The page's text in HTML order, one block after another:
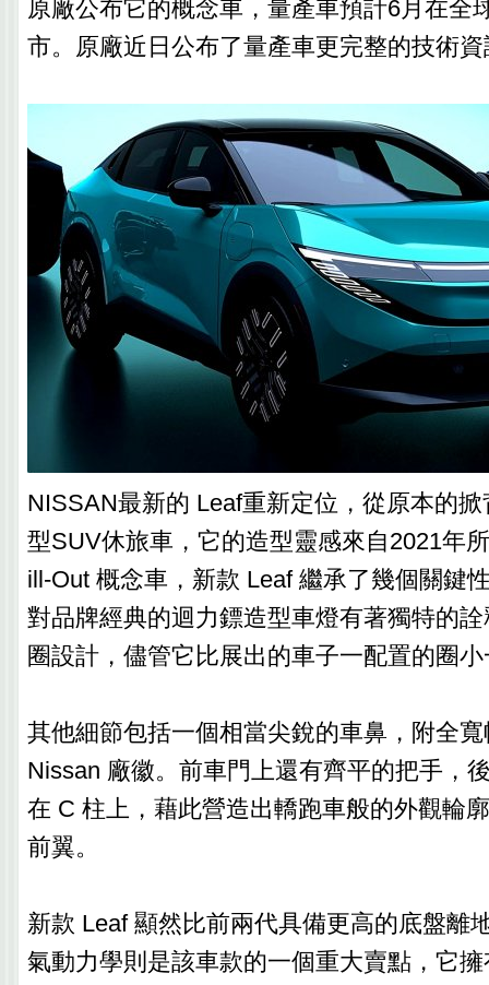
原廠公布它的概念車，量產車預計6月在全
市。原廠近日公布了量產車更完整的技術
NISSAN最新的 Leaf重新定位，從原本的
型SUV休旅車，它的造型靈感來自2021年
ill-Out 概念車，新款 Leaf 繼承了幾個關鍵
對品牌經典的迴力鏢造型車燈有著獨特的
圈設計，儘管它比展出的車子一配置的圈
其他細節包括一個相當尖銳的車鼻，附全
Nissan 廠徽。前車門上還有齊平的把手，
在 C 柱上，藉此營造出轎跑車般的外觀輪
前翼。
新款 Leaf 顯然比前兩代具備更高的底盤離
氣動力學則是該車款的一個重大賣點，它